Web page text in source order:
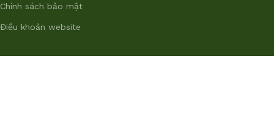
Chính sách bảo mật
Điều khoản website